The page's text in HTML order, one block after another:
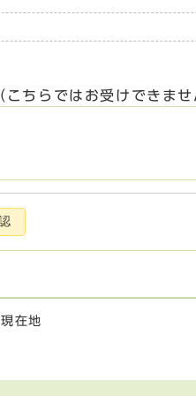
こちらではお受けできま
現在地